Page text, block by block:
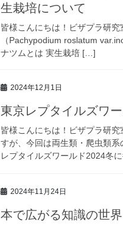
生栽培について
皆様こんにちは！ビザプラ研
（Pachypodium roslatum
ナツムとは 実生栽培 […]
2024年12月1日
東京レプタイルズワ
皆様こんにちは！ビザプラ研
すが、今回は両生類・爬虫類
レプタイルズワールド2024冬
2024年11月24日
本で広がる知識の世